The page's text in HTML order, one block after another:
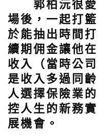
郭柏沅很愛
場後，一起打
於能抽出時間
續期佣金讓他
收入（當時公
是收入多過同
人選擇保險業
控人生的新務
展機會。